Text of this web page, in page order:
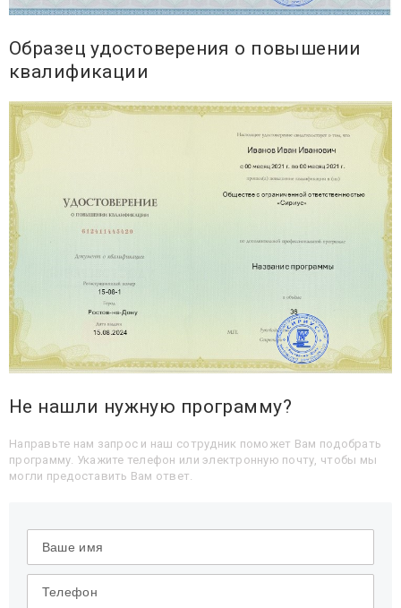
Образец удостоверения о повышении
квалификации
Не нашли нужную программу?
Направьте нам запрос и наш сотрудник поможет Вам подобрать
программу. Укажите телефон или электронную почту, чтобы мы
могли предоставить Вам ответ.